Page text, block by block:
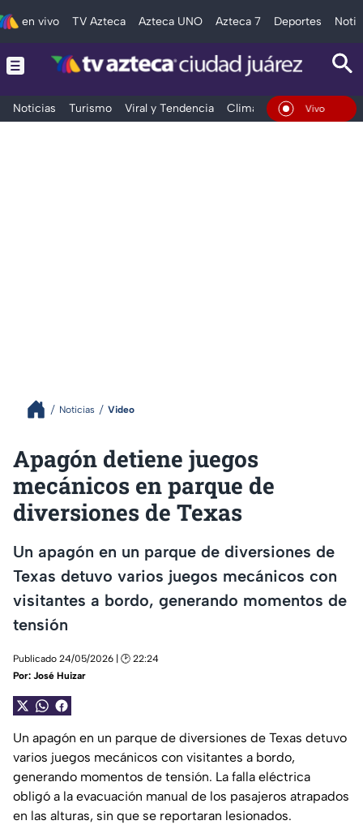
en vivo TV Azteca Azteca UNO Azteca 7 Deportes
Noticias Turismo Viral y Tendencia Clima Deportes
En Vivo
Noticias Video
Apagón detiene juegos
mecánicos en parque de
diversiones de Texas
Un apagón en un parque de diversiones de
Texas detuvo varios juegos mecánicos con
visitantes a bordo, generando momentos de
tensión
Publicado 24/05/2026 | 🕑 22:24
Por: José Huizar
Un apagón en un parque de diversiones de Texas detuvo
varios juegos mecánicos con visitantes a bordo,
generando momentos de tensión. La falla eléctrica
obligó a la evacuación manual de los pasajeros atrapados
en las alturas, sin que se reportaran lesionados.